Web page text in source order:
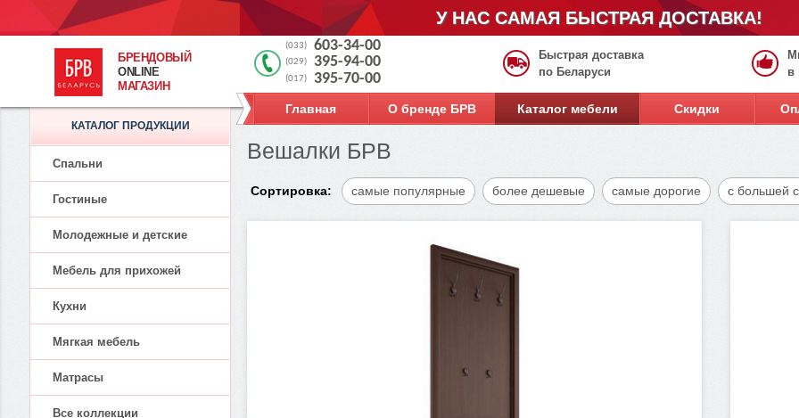
У НАС САМАЯ БЫСТРАЯ ДОСТАВКА!
БРЕНДОВЫЙ
ONLINE
МАГАЗИН
(033) 603-34-00
(029) 395-94-00
(017) 395-70-00
Быстрая доставка
по Беларуси
в
Главная О бренде БРВ Каталог мебели Скидки
Вешалки БРВ
Сортировка: самые популярные более дешевые самые дорогие с большей
КАТАЛОГ ПРОДУКЦИИ
Спальни
Гостиные
Молодежные и детские
Мебель для прихожей
Кухни
Мягкая мебель
Матрасы
Все коллекции